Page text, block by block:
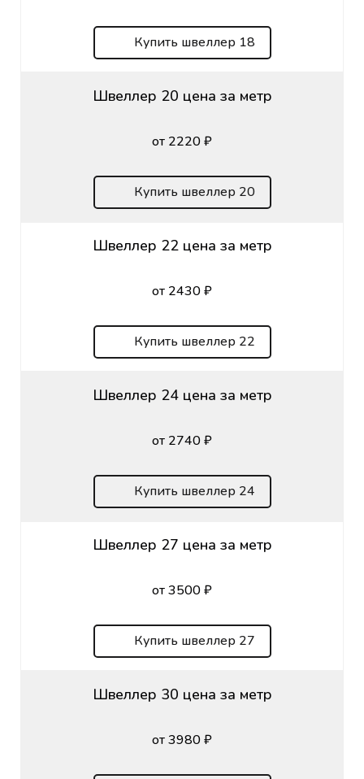
Купить швеллер 18
Швеллер 20 цена за метр
от 2220 ₽
Купить швеллер 20
Швеллер 22 цена за метр
от 2430 ₽
Купить швеллер 22
Швеллер 24 цена за метр
от 2740 ₽
Купить швеллер 24
Швеллер 27 цена за метр
от 3500 ₽
Купить швеллер 27
Швеллер 30 цена за метр
от 3980 ₽